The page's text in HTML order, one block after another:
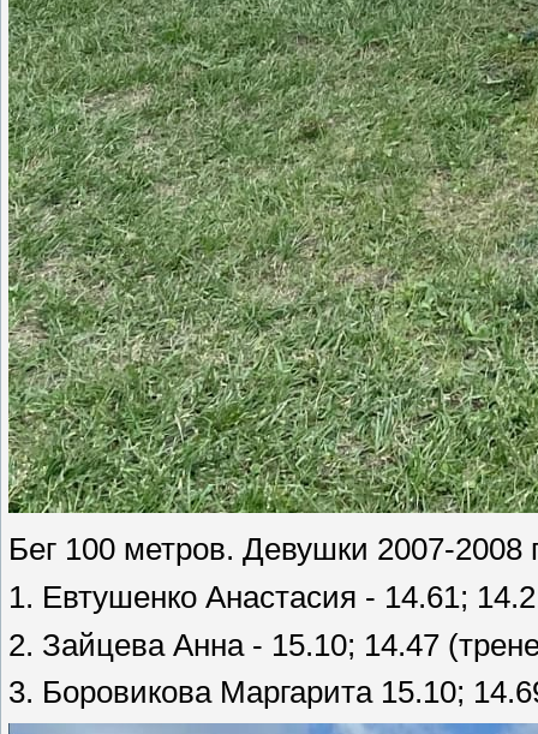
Бег 100 метров. Девушки 2007-2008
1. Евтушенко Анастасия - 14.61;
2. Зайцева Анна - 15.10; 14.47
3. Боровикова Маргарита 15.10;